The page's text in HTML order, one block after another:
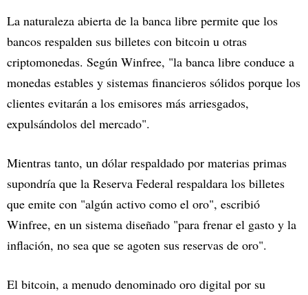
La naturaleza abierta de la banca libre permite que los
bancos respalden sus billetes con bitcoin u otras
criptomonedas. Según Winfree, "la banca libre conduce a
monedas estables y sistemas financieros sólidos porque los
clientes evitarán a los emisores más arriesgados,
expulsándolos del mercado".
Mientras tanto, un dólar respaldado por materias primas
supondría que la Reserva Federal respaldara los billetes
que emite con "algún activo como el oro", escribió
Winfree, en un sistema diseñado "para frenar el gasto y la
inflación, no sea que se agoten sus reservas de oro".
El bitcoin, a menudo denominado oro digital por su